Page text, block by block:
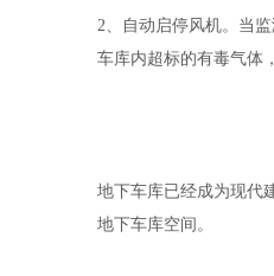
2、自动启停风机。当
车库内超标的有毒气体
地下车库已经成为现代
地下车库空间。